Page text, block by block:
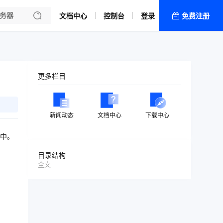
文档中心 控制台 登录 免费注册
。
更多栏目
新闻动态 文档中心 下载中心
目录结构
全文